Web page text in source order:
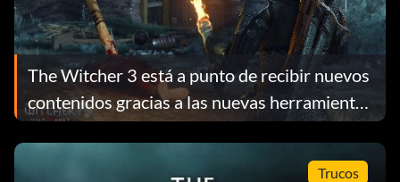
The Witcher 3 está a punto de recibir nuevos
contenidos gracias a las nuevas herramientas
para mods
Trucos